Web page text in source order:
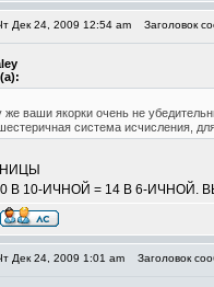
Дек 24, 2009 12:54 am Заголовок
же ваши якорки очень не
система исчисления,
В 10-ИЧНОЙ = 14 В 6-ИЧНОЙ.
Дек 24, 2009 1:01 am Заголовок